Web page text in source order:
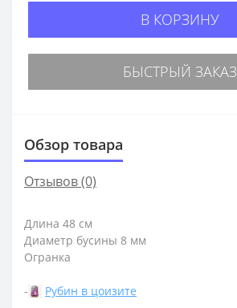
В КОРЗИНУ
БЫСТРЫЙ ЗАКАЗ
Обзор товара
Отзывов (0)
Длина 48 см
Диаметр бусины 8 мм
Огранка
- Рубин в цоизите